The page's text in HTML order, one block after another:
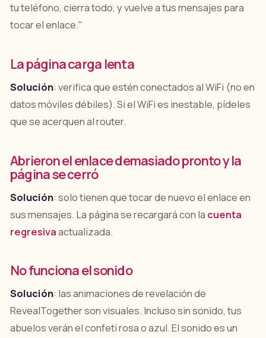
tu teléfono, cierra todo, y vuelve a tus mensajes para
tocar el enlace."
La página carga lenta
Solución: verifica que estén conectados al WiFi (no en
datos móviles débiles). Si el WiFi es inestable, pídeles
que se acerquen al router.
Abrieron el enlace demasiado pronto y la
página se cerró
Solución: solo tienen que tocar de nuevo el enlace en
sus mensajes. La página se recargará con la cuenta
regresivaactualizada.
No funciona el sonido
Solución: las animaciones de revelación de
RevealTogether son visuales. Incluso sin sonido, tus
abuelos verán el confeti rosa o azul. El sonido es un